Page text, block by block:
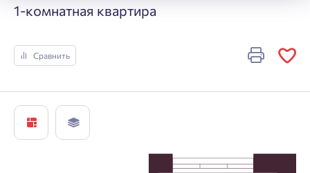
1-комнатная квартира
Сравнить